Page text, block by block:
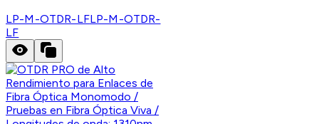
LP-M-OTDR-LFLP-M-OTDR-
LF